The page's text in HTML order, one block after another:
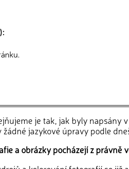
je tak, jak byly napsány
jazykové úpravy podle
a obrázky pocházejí z právně